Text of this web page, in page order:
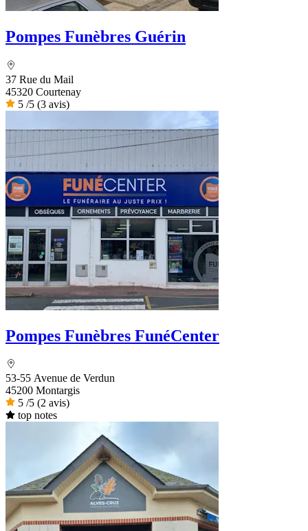
Pompes Funèbres Guérin
37 Rue du Mail
45320 Courtenay
5 /5 (3 avis)
Pompes Funèbres FunéCenter
53-55 Avenue de Verdun
45200 Montargis
5 /5 (2 avis)
top notes